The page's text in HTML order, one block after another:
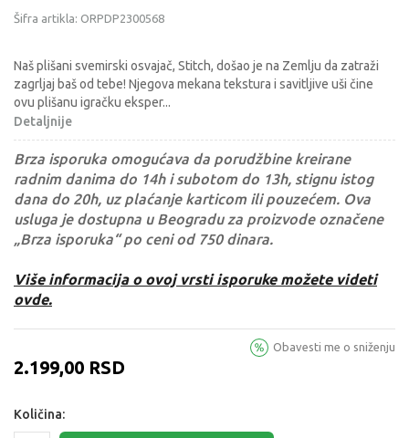
Šifra artikla: ORPDP2300568
Naš plišani svemirski osvajač, Stitch, došao je na Zemlju da zatraži
zagrljaj baš od tebe! Njegova mekana tekstura i savitljive uši čine
ovu plišanu igračku eksper...
Detaljnije
Brza isporuka omogućava da porudžbine kreirane
radnim danima do 14h i subotom do 13h, stignu istog
dana do 20h, uz plaćanje karticom ili pouzećem. Ova
usluga je dostupna u Beogradu za proizvode označene
„Brza isporuka“ po ceni od 750 dinara.
Više informacija o ovoj vrsti isporuke možete videti
ovde.
2.199,00 RSD
Obavesti me o sniženju
Količina: